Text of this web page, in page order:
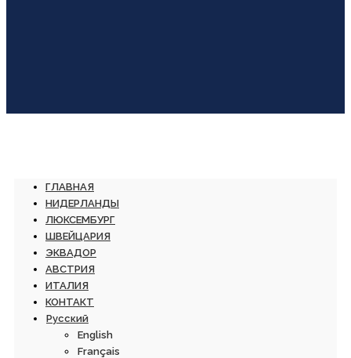
ГЛАВНАЯ
НИДЕРЛАНДЫ
ЛЮКСЕМБУРГ
ШВЕЙЦАРИЯ
ЭКВАДОР
АВСТРИЯ
ИТАЛИЯ
КОНТАКТ
Русский
English
Français